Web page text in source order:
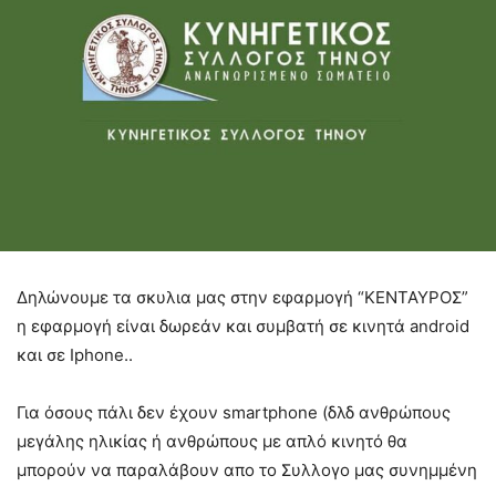
Δηλώνουμε τα σκυλια μας στην εφαρμογή “ΚΕΝΤΑΥΡΟΣ”
η εφαρμογή είναι δωρεάν και συμβατή σε κινητά android
και σε Iphone..
Για όσους πάλι δεν έχουν smartphone (δλδ ανθρώπους
μεγάλης ηλικίας ή ανθρώπους με απλό κινητό θα
μπορούν να παραλάβουν απο το Συλλογο μας συνημμένη